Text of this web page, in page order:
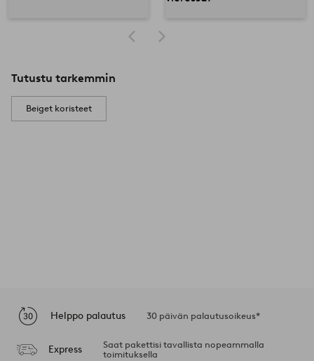
Tutustu tarkemmin
Beiget koristeet
Helppo palautus 30 päivän palautusoikeus*
Express
Saat pakettisi tavallista nopeammalla
toimituksella